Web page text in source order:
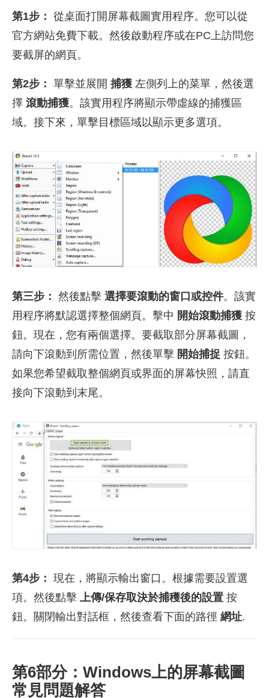
第1步： 從桌面打開屏幕截圖實用程序。您可以從
官方網站免費下載。然後啟動程序或在PC上訪問您
要截屏的網頁。
第2步： 單擊並展開 捕獲 左側列上的菜單，然後選
擇 滾動捕獲。該實用程序將顯示帶虛線的捕獲區
域。接下來，單擊目標區域以顯示更多選項。
第三步： 然後點擊 選擇要滾動的窗口或控件。該實
用程序將默認選擇整個網頁。擊中 開始滾動捕獲 按
鈕。現在，您有兩個選擇。要截取部分屏幕截圖，
請向下滾動到所需位置，然後單擊 開始捕捉 按鈕。
如果您希望截取整個網頁或界面的屏幕快照，請直
接向下滾動到末尾。
第4步： 現在，將顯示輸出窗口。根據需要設置選
項。然後點擊 上傳/保存取決於捕穫後的設置 按
鈕。關閉輸出對話框，然後查看下面的路徑 網址.
第6部分：Windows上的屏幕截圖
常見問題解答